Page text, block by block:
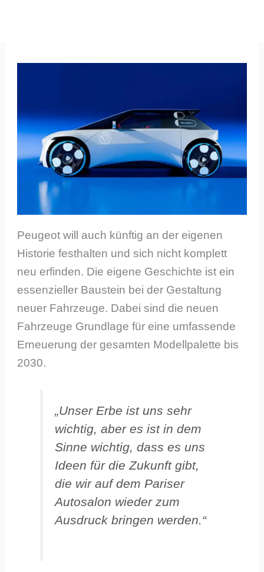
Peugeot will auch künftig an der eigenen
Historie festhalten und sich nicht komplett
neu erfinden. Die eigene Geschichte ist ein
essenzieller Baustein bei der Gestaltung
neuer Fahrzeuge. Dabei sind die neuen
Fahrzeuge Grundlage für eine umfassende
Erneuerung der gesamten Modellpalette bis
2030.
„Unser Erbe ist uns sehr
wichtig, aber es ist in dem
Sinne wichtig, dass es uns
Ideen für die Zukunft gibt,
die wir auf dem Pariser
Autosalon wieder zum
Ausdruck bringen werden.“